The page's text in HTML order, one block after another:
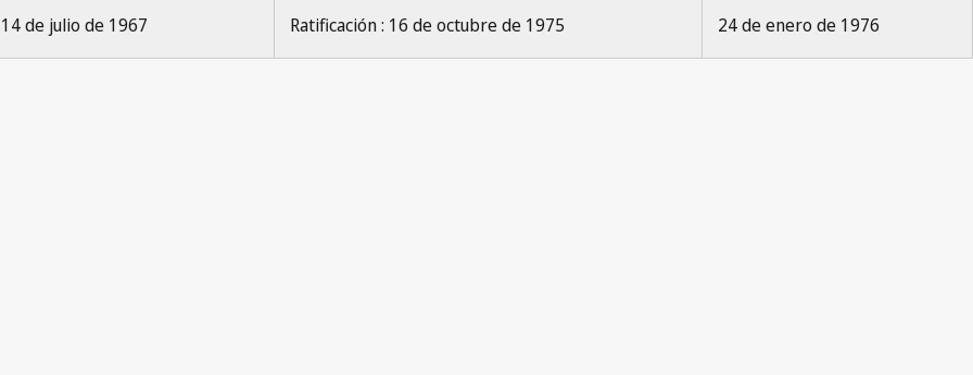
14 de julio de 1967 Ratificación : 16 de octubre de 1975 24 de enero de 1976